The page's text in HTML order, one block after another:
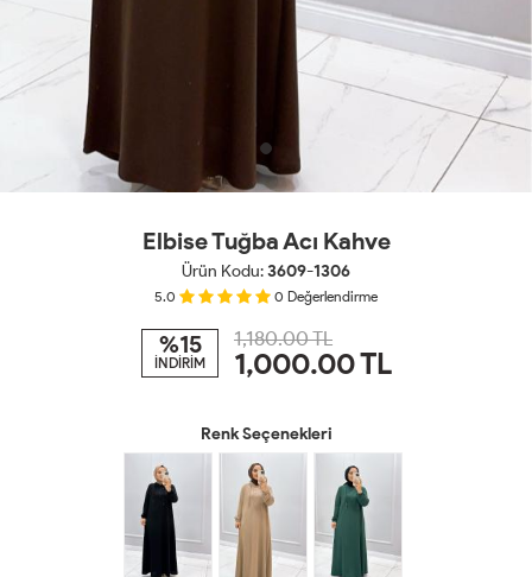
Elbise Tuğba Acı Kahve
Ürün Kodu:3609-1306
5.0 0 Değerlendirme
%15
İNDİRİM
1,180.00 TL
1,000.00TL
Renk Seçenekleri